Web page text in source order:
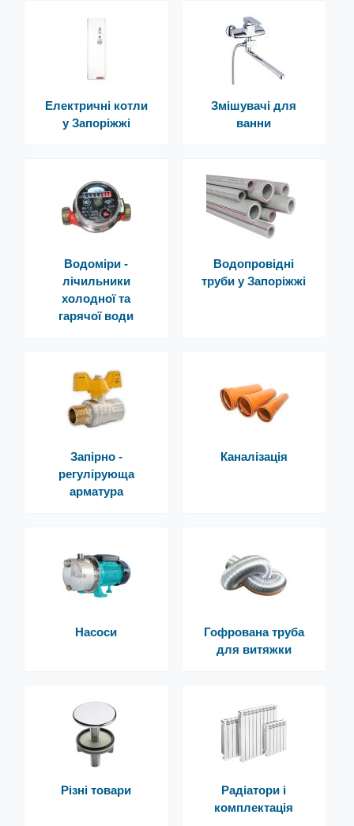
Електричні котли
у Запоріжжі
Змішувачі для
ванни
Водоміри -
лічильники
холодної та
гарячої води
Водопровідні
труби у Запоріжжі
Запірно -
регулірующа
арматура
Каналізація
Насоси
Гофрована труба
для витяжки
Різні товари
Радіатори і
комплектація